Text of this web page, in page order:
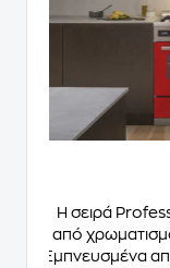
Η σειρά
από
Εμπνευσμένα